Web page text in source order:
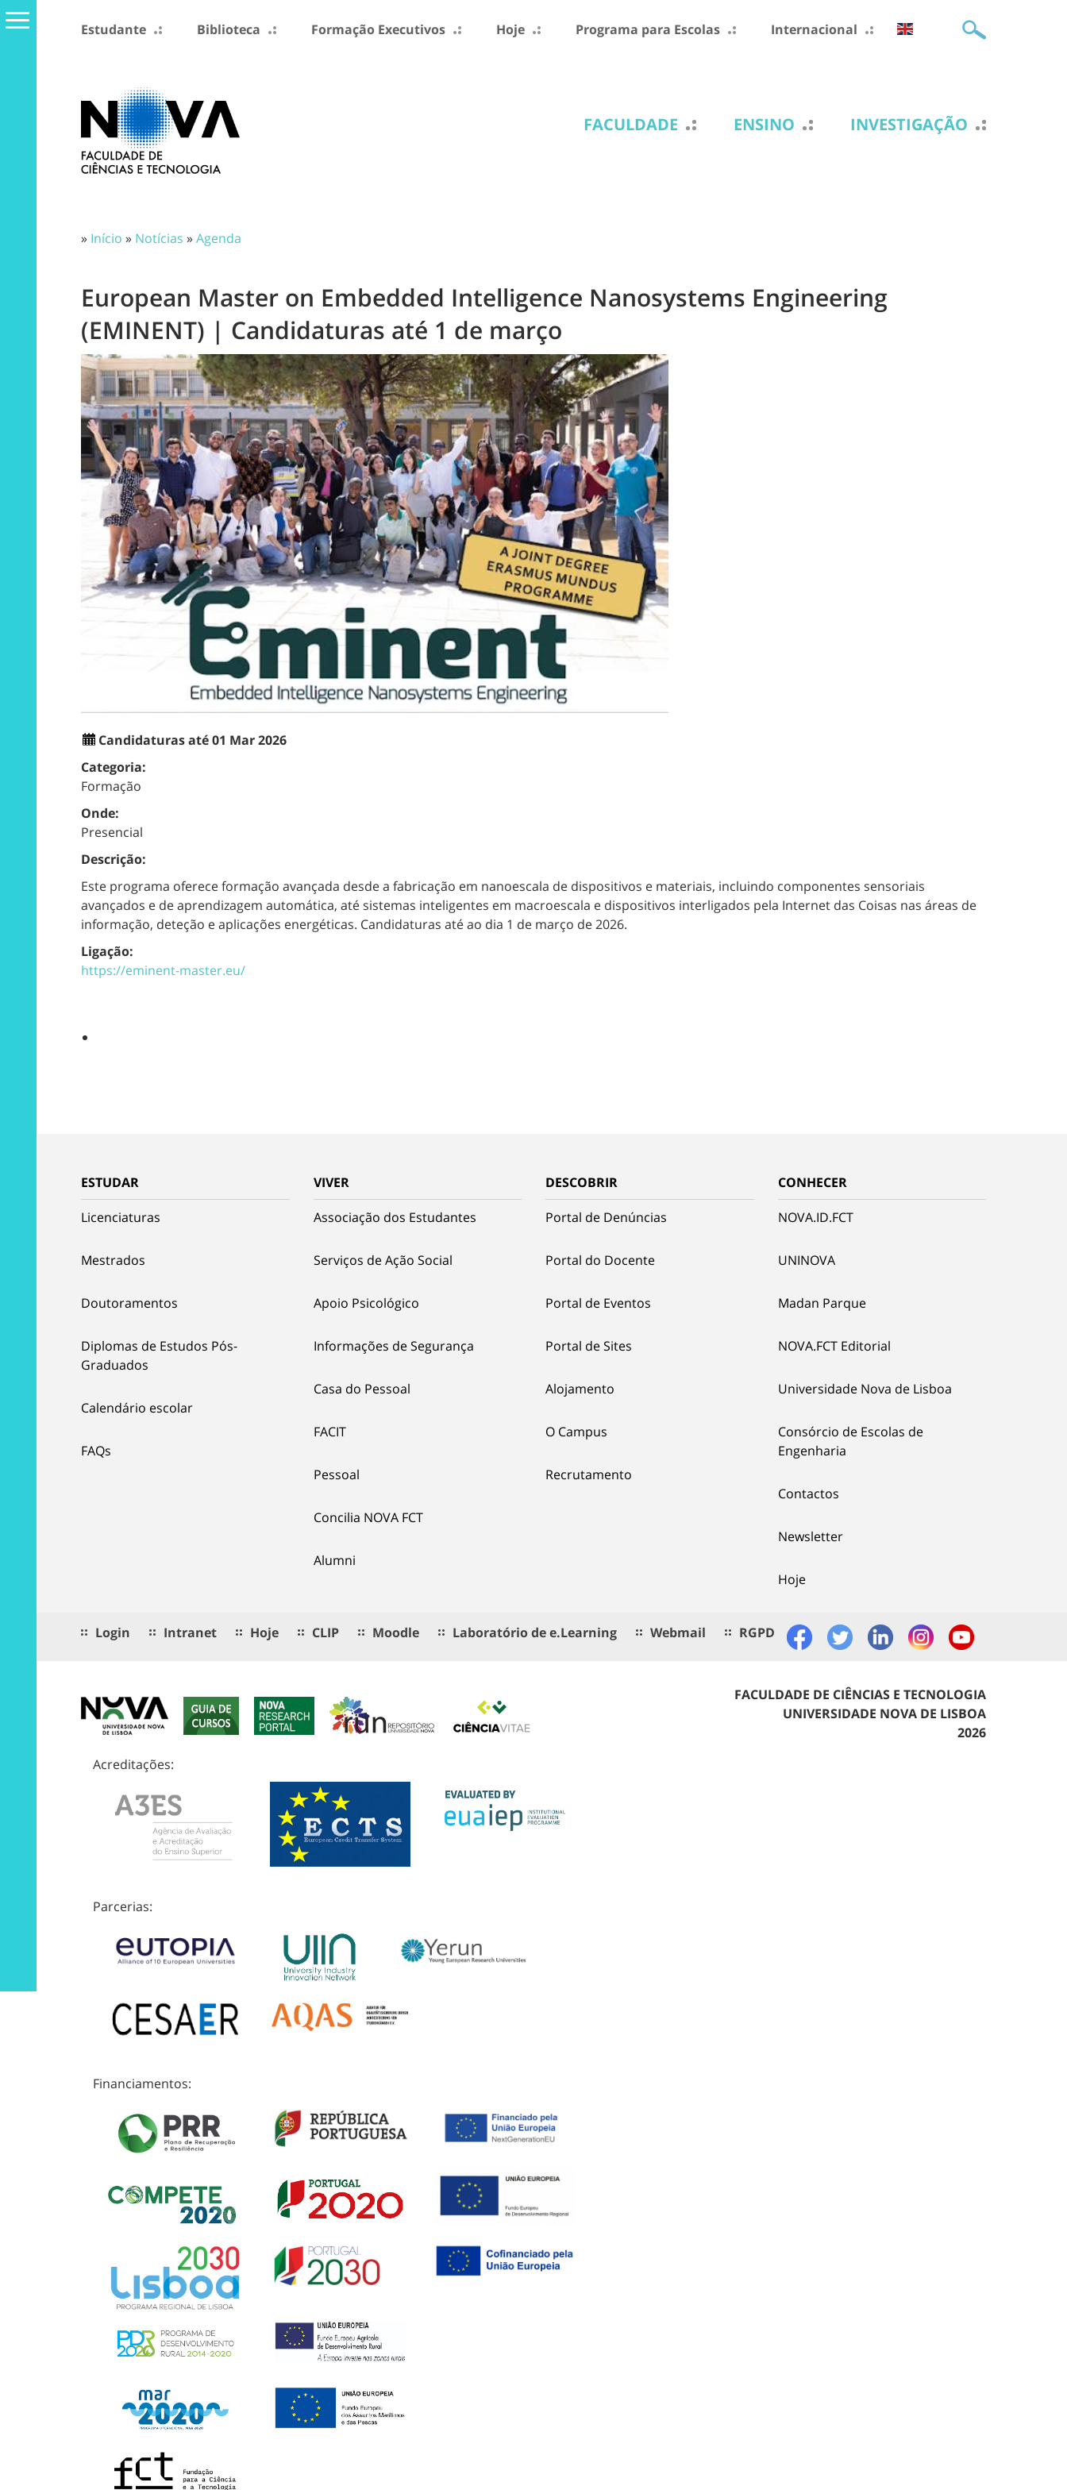
Estudante Biblioteca Formação Executivos Hoje Programa para Escolas Internacional
FACULDADE ENSINO INVESTIGAÇÃO
» Início » Notícias »Agenda
European Master on Embedded Intelligence Nanosystems Engineering
(EMINENT) | Candidaturas até 1 de março
Candidaturas até 01 Mar 2026
Categoria:
Formação
Onde:
Presencial
Descrição:
Este programa oferece formação avançada desde a fabricação em nanoescala de dispositivos e materiais, incluindo componentes sensoriais
avançados e de aprendizagem automática, até sistemas inteligentes em macroescala e dispositivos interligados pela Internet das Coisas nas áreas de
informação, deteção e aplicações energéticas. Candidaturas até ao dia 1 de março de 2026.
Ligação:
https://eminent-master.eu/
ESTUDAR
Licenciaturas
Mestrados
Doutoramentos
Diplomas de Estudos Pós-
Graduados
Calendário escolar
FAQs
VIVER
Associação dos Estudantes
Serviços de Ação Social
Apoio Psicológico
Informações de Segurança
Casa do Pessoal
FACIT
Pessoal
Concilia NOVA FCT
Alumni
DESCOBRIR
Portal de Denúncias
Portal do Docente
Portal de Eventos
Portal de Sites
Alojamento
O Campus
Recrutamento
CONHECER
NOVA.ID.FCT
UNINOVA
Madan Parque
NOVA.FCT Editorial
Universidade Nova de Lisboa
Consórcio de Escolas de
Engenharia
Contactos
Newsletter
Hoje
Login Intranet Hoje CLIP Moodle Laboratório de e.Learning Webmail RGPD
Acreditações:
Parcerias:
Financiamentos:
FACULDADE DE CIÊNCIAS E TECNOLOGIA
UNIVERSIDADE NOVA DE LISBOA
2026